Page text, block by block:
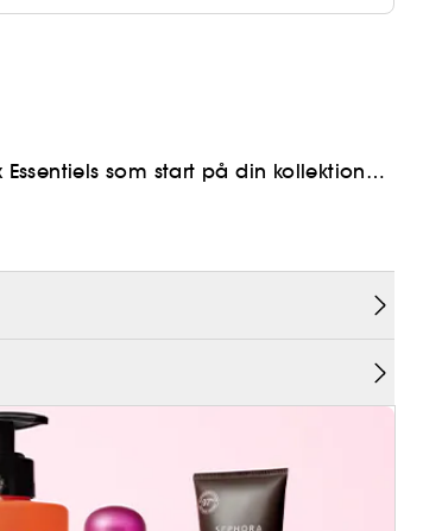
som start på din kollektion